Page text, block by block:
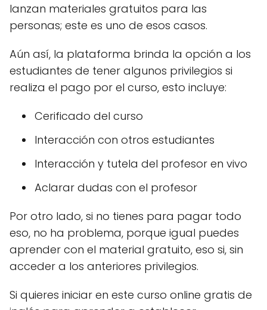
lanzan materiales gratuitos para las
personas; este es uno de esos casos.
Aún así, la plataforma brinda la opción a los
estudiantes de tener algunos privilegios si
realiza el pago por el curso, esto incluye:
Cerificado del curso
Interacción con otros estudiantes
Interacción y tutela del profesor en vivo
Aclarar dudas con el profesor
Por otro lado, si no tienes para pagar todo
eso, no ha problema, porque igual puedes
aprender con el material gratuito, eso si, sin
acceder a los anteriores privilegios.
Si quieres iniciar en este curso online gratis de